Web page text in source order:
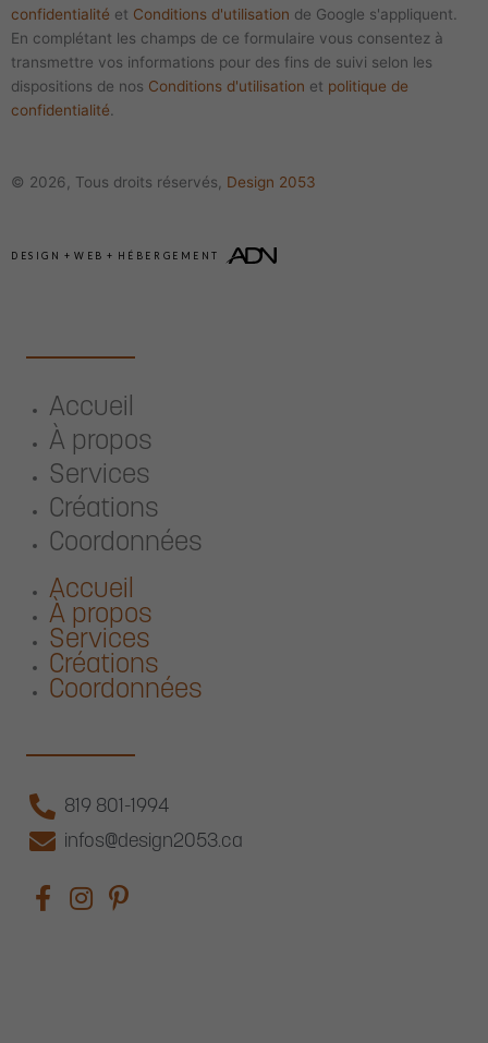
confidentialité et Conditions d'utilisation de Google s'appliquent.
En complétant les champs de ce formulaire vous consentez à
transmettre vos informations pour des fins de suivi selon les
dispositions de nos Conditions d'utilisation et politique de
confidentialité
© 2026, Tous droits réservés, Design 2053
DESIGN + WEB + HÉBERGEMENT
Accueil
À propos
Services
Créations
Coordonnées
Accueil
À propos
Services
Créations
Coordonnées
819 801-1994
infos@design2053.ca